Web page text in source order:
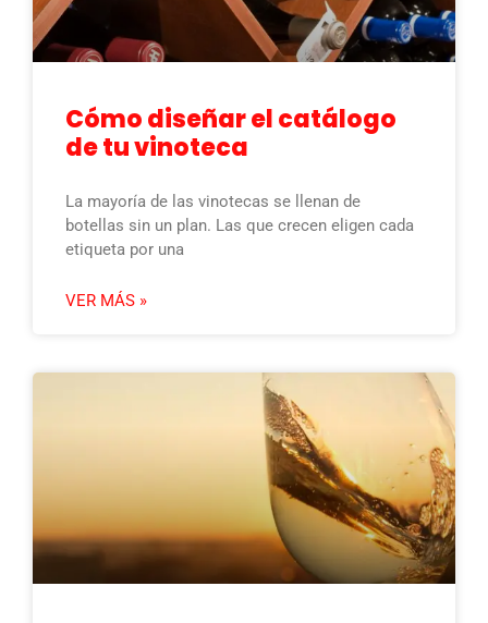
Cómo diseñar el catálogo
de tu vinoteca
La mayoría de las vinotecas se llenan de
botellas sin un plan. Las que crecen eligen cada
etiqueta por una
VER MÁS »